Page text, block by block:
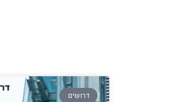
דרושים